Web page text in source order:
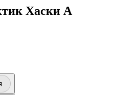
Хаски A